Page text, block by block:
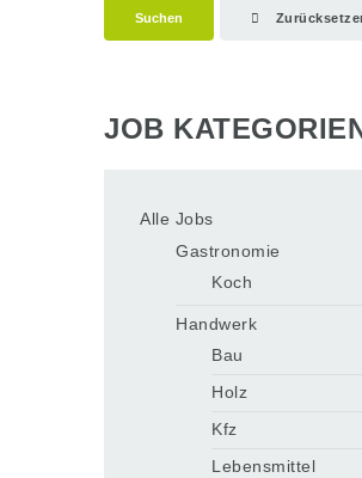
Suchen
JOB
Alle Jobs
Gastronomie
Koch
Handwerk
Bau
Holz
Kfz
Lebensmittel